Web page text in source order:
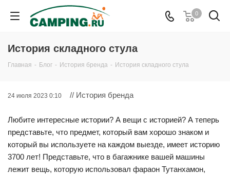
0
История складного стула
Главная - Блог - История бренда - История складного стула
24 июля 2023 0:10 // История бренда
Любите интересные истории? А вещи с историей? А теперь
представьте, что предмет, который вам хорошо знаком и
который вы используете на каждом выезде, имеет историю
3700 лет! Представьте, что в багажнике вашей машины
лежит вещь, которую использовал фараон Тутанхамон,